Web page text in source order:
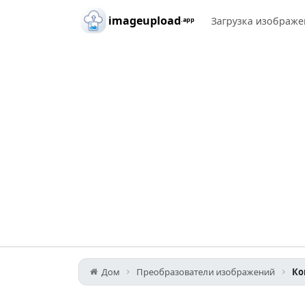
Skip to main content
imageupload.app Загрузка
Дом Преобразователи изображений